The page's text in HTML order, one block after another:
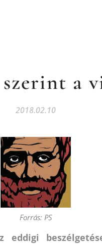
a
2018.02.10
Forrás: PS
eddigi